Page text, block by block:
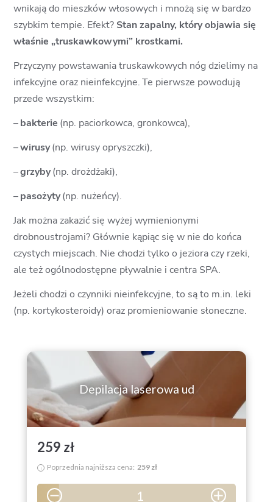
wnikają do mieszków włosowych i mnożą się w bardzo
szybkim tempie. Efekt? Stan zapalny, który objawia się
właśnie „truskawkowymi” krostkami.
Przyczyny powstawania truskawkowych nóg dzielimy na
infekcyjne oraz nieinfekcyjne. Te pierwsze powodują
przede wszystkim:
–bakterie (np. paciorkowca, gronkowca),
–wirusy(np. wirusy opryszczki),
–grzyby(np. drożdżaki),
–pasożyty(np. nużeńcy).
Jak można zakazić się wyżej wymienionymi
drobnoustrojami? Głównie kąpiąc się w nie do końca
czystych miejscach. Nie chodzi tylko o jeziora czy rzeki,
ale też ogólnodostępne pływalnie i centra SPA.
Jeżeli chodzi o czynniki nieinfekcyjne, to są to m.in. leki
(np. kortykosteroidy) oraz promieniowanie słoneczne.
Depilacja laserowa ud
259 zł
i Poprzednia najniższa cena: 259 zł
1